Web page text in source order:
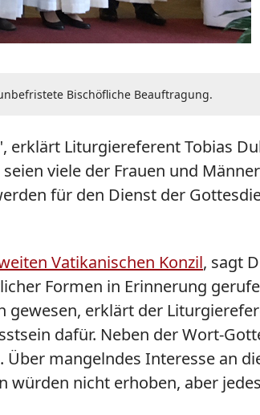
Bischöfliche Beauftragung.
erklärt Liturgiereferent Tobias
viele der Frauen und
für den Dienst der
Vatikanischen Konzil, sagt
Formen in Erinnerung
gewesen, erklärt der
dafür. Neben der Wort-
mangelndes Interesse an
nicht erhoben, aber